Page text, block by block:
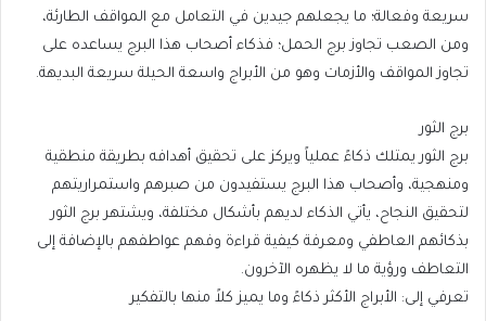
سريعة وفعالة؛ ما يجعلهم جيدين في التعامل مع المواقف الطارئة،
ومن الصعب تجاوز برج الحمل؛ فذكاء أصحاب هذا البرج يساعده على
تجاوز المواقف والأزمات وهو من الأبراج واسعة الحيلة سريعة البديهة.
برج الثور
برج الثور يمتلك ذكاءً عملياً ويركز على تحقيق أهدافه بطريقة منطقية
ومنهجية، وأصحاب هذا البرج يستفيدون من صبرهم واستمراريتهم
لتحقيق النجاح، يأتي الذكاء لديهم بأشكال مختلفة، ويشتهر برج الثور
بذكائهم العاطفي ومعرفة كيفية قراءة وفهم عواطفهم بالإضافة إلى
التعاطف ورؤية ما لا يظهره الآخرون.
تعرفي إلى: الأبراج الأكثر ذكاءً وما يميز كلاً منها بالتفكير